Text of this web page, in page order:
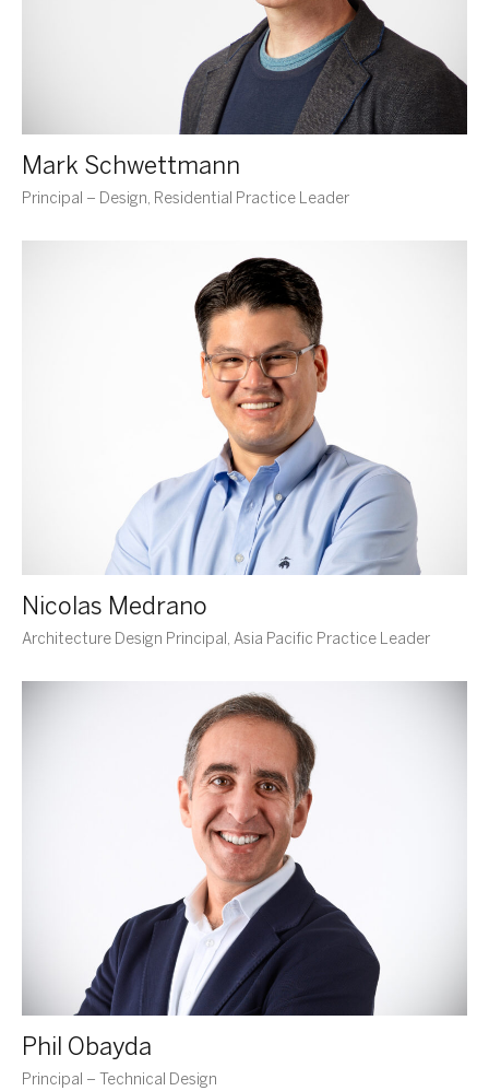
Mark Schwettmann
Principal – Design, Residential Practice Leader
Nicolas Medrano
Architecture Design Principal, Asia Pacific Practice Leader
Phil Obayda
Principal – Technical Design